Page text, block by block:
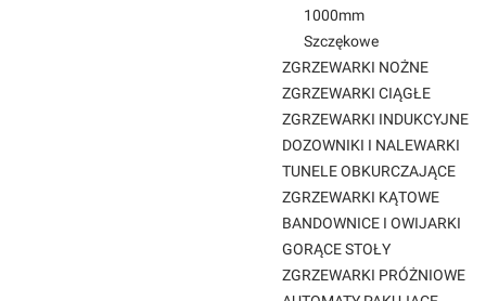
1000mm
Szczękowe
ZGRZEWARKI NOŻNE
ZGRZEWARKI CIĄGŁE
ZGRZEWARKI INDUKCYJNE
DOZOWNIKI I NALEWARKI
TUNELE OBKURCZAJĄCE
ZGRZEWARKI KĄTOWE
BANDOWNICE I OWIJARKI
GORĄCE STOŁY
ZGRZEWARKI PRÓŻNIOWE